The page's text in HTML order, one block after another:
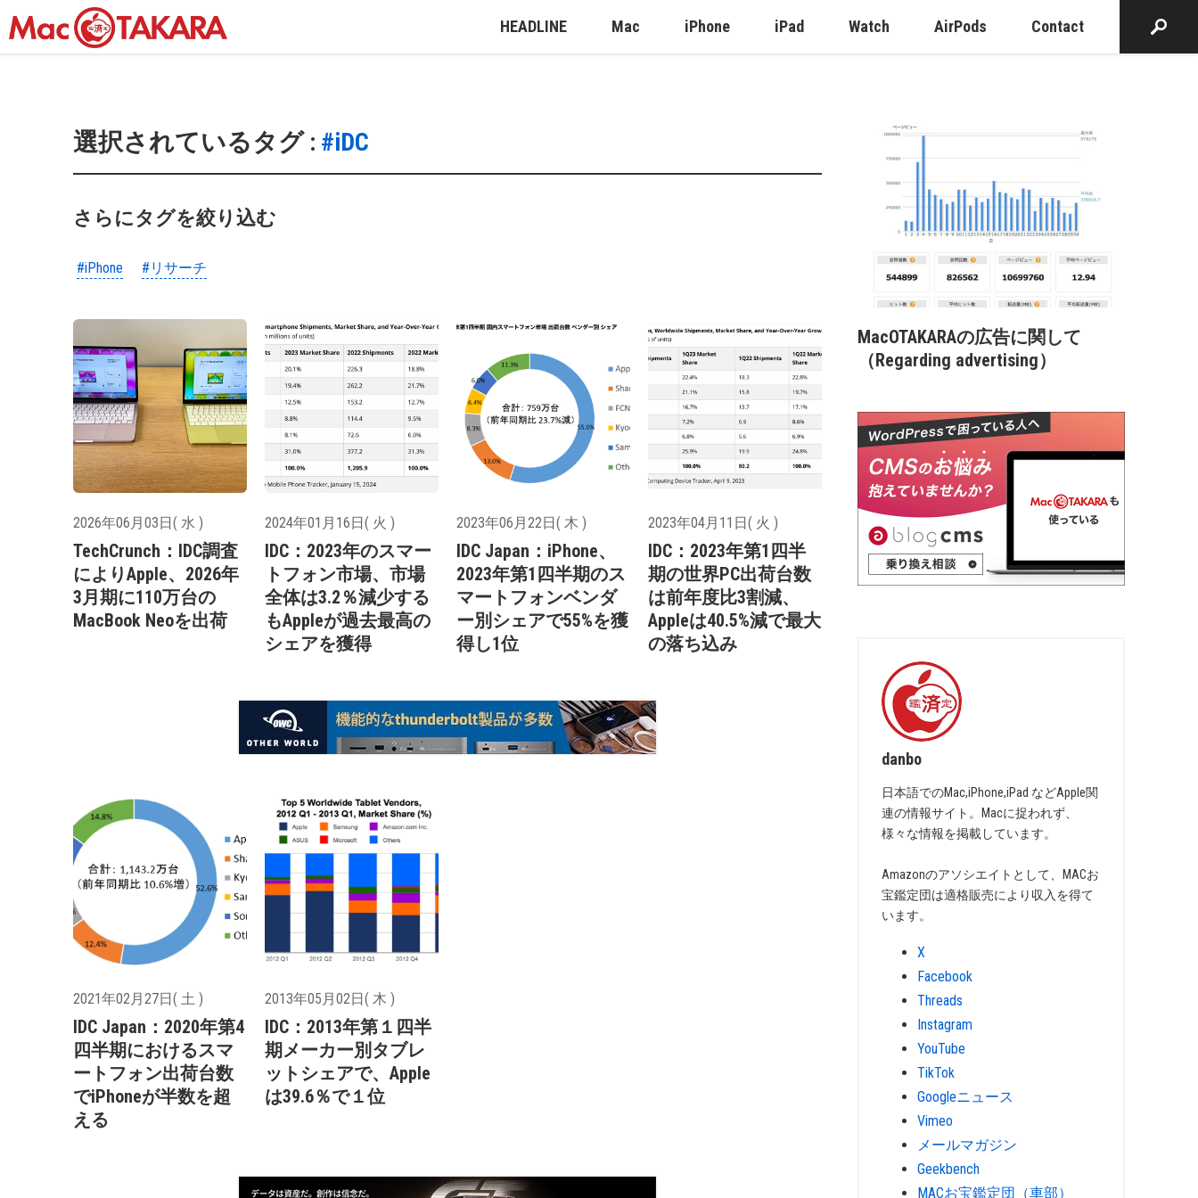
HEADLINE Mac iPhone iPad Watch AirPods Contact
選択されているタグ : #iDC
さらにタグを絞り込む
#iPhone #リサーチ
2026年06月03日( 水 )
TechCrunch：IDC調査
によりApple、2026年
3月期に110万台の
MacBook Neoを出荷
2024年01月16日( 火 )
IDC：2023年のスマー
トフォン市場、市場
全体は3.2％減少する
もAppleが過去最高の
シェアを獲得
2023年06月22日( 木 )
IDC Japan：iPhone、
2023年第1四半期のス
マートフォンベンダ
ー別シェアで55%を獲
得し1位
2023年04月11日( 火 )
IDC：2023年第1四半
期の世界PC出荷台数
は前年度比3割減、
Appleは40.5%減で最大
の落ち込み
2021年02月27日( 土 )
IDC Japan：2020年第4
四半期におけるスマ
ートフォン出荷台数
でiPhoneが半数を超
える
2013年05月02日( 木 )
IDC：2013年第１四半
期メーカー別タブレ
ットシェアで、Apple
は39.6％で１位
MacOTAKARAの広告に関して
（Regarding advertising）
danbo
日本語でのMac,iPhone,iPad などApple関
連の情報サイト。Macに捉われず、
様々な情報を掲載しています。
Amazonのアソシエイトとして、MACお
宝鑑定団は適格販売により収入を得て
います。
X
Facebook
Threads
Instagram
YouTube
TikTok
Googleニュース
Vimeo
メールマガジン
Geekbench
MACお宝鑑定団（車部）